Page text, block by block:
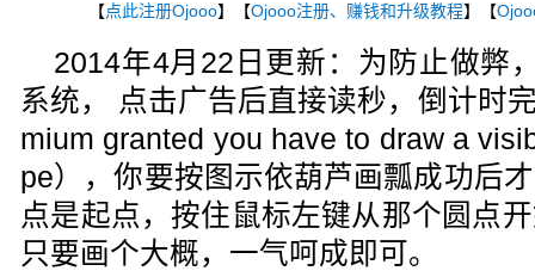
【点此注册Ojooo】【Ojooo注册、赚钱和升级教程】【
2014年4月22日更新：为防止做弊
系统， 点击广告后直接读秒，倒计时
mium granted you have to draw a
pe），你要按图示依葫芦画瓢成功后
点是起点，按住鼠标左键从那个圆点
只要画个大概，一气呵成即可。